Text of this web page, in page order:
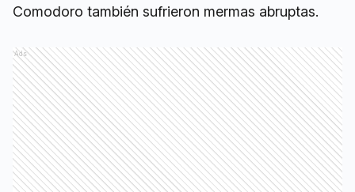
Comodoro también sufrieron mermas abruptas.
Ads